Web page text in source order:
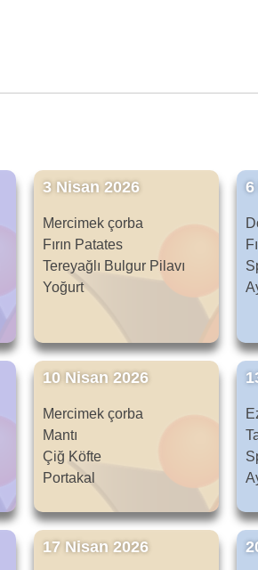
3 Nisan 2026
Mercimek çorba
Fırın Patates
Tereyağlı Bulgur Pilavı
Yoğurt
10 Nisan 2026
Mercimek çorba
Mantı
Çiğ Köfte
Portakal
17 Nisan 2026